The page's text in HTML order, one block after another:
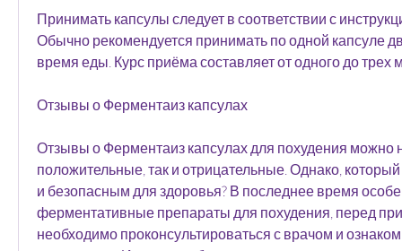
Принимать капсулы следует в соответствии с
Обычно рекомендуется принимать по одной капсуле
время еды. Курс приёма составляет от одного до трех
Отзывы о Ферментаиз капсулах
Отзывы о Ферментаиз капсулах для похудения можно
положительные, так и отрицательные. Однако,
и безопасным для здоровья? В последнее время
ферментативные препараты для похудения, перед
необходимо проконсультироваться с врачом и